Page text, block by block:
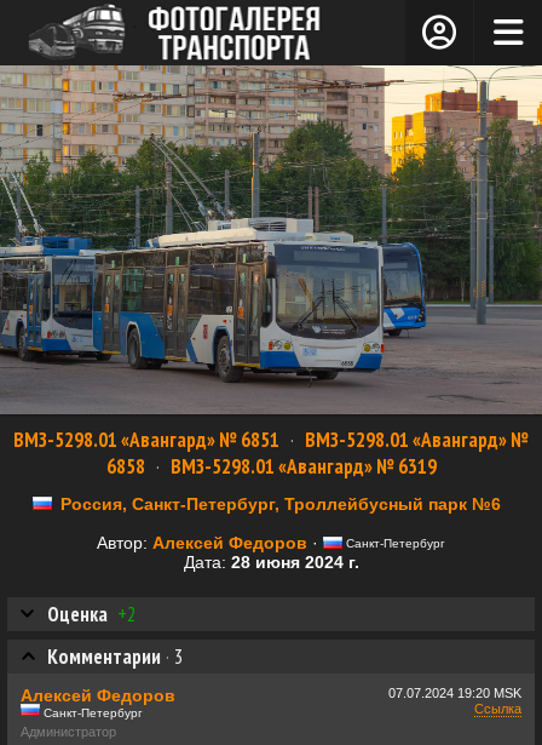
ВМЗ-5298.01 «Авангард» № 6851 · ВМЗ-5298.01 «Авангард» №
6858 · ВМЗ-5298.01 «Авангард» № 6319
Россия, Санкт-Петербург, Троллейбусный парк №6
Автор: Алексей Федоров · Санкт-Петербург
Дата: 28 июня 2024 г.
Оценка +2
Комментарии · 3
07.07.2024 19:20 MSK
Ссылка
Алексей Федоров
Санкт-Петербург
Администратор